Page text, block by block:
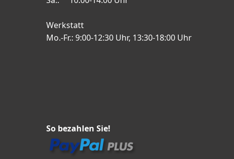
Werkstatt
Mo.-Fr.: 9:00-12:30 Uhr, 13:30-18:00 Uhr
So bezahlen Sie!